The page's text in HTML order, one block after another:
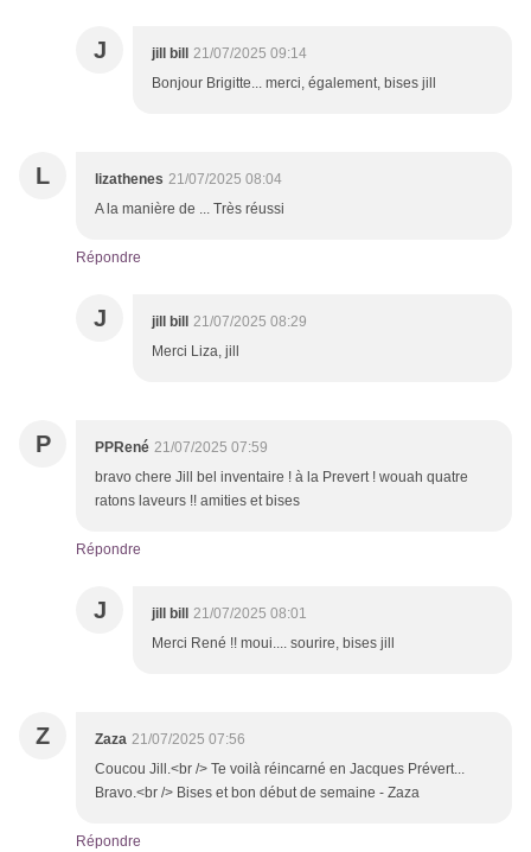
J jill bill
21/07/2025 09:14
Bonjour Brigitte... merci, également, bises jill
L lizathenes 21/07/2025 08:04
A la manière de ... Très réussi
Répondre
J jill bill
21/07/2025 08:29
Merci Liza, jill
P PPRené 21/07/2025 07:59
bravo chere Jill bel inventaire ! à la Prevert ! wouah quatre
ratons laveurs !! amities et bises
Répondre
J jill bill
21/07/2025 08:01
Merci René !! moui.... sourire, bises jill
Z Zaza 21/07/2025 07:56
Coucou Jill.<br /> Te voilà réincarné en Jacques Prévert...
Bravo.<br /> Bises et bon début de semaine - Zaza
Répondre